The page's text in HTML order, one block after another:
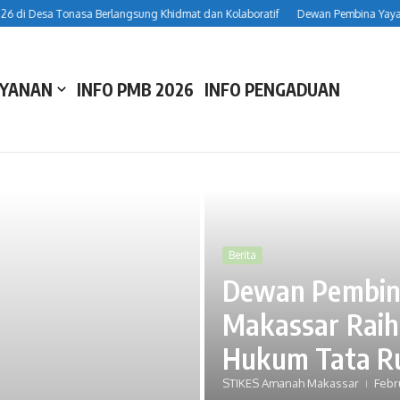
di Desa Tonasa Berlangsung Khidmat dan Kolaboratif Dewan Pembina
INFO PMB 2026 INFO PENGADUAN
Berita
Dewan
Makassar
Hukum Tata
STIKES Amanah Makassar
Berita